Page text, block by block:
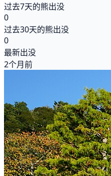
过去7天的熊出没
0
过去30天的熊出没
0
最新出没
2个月前